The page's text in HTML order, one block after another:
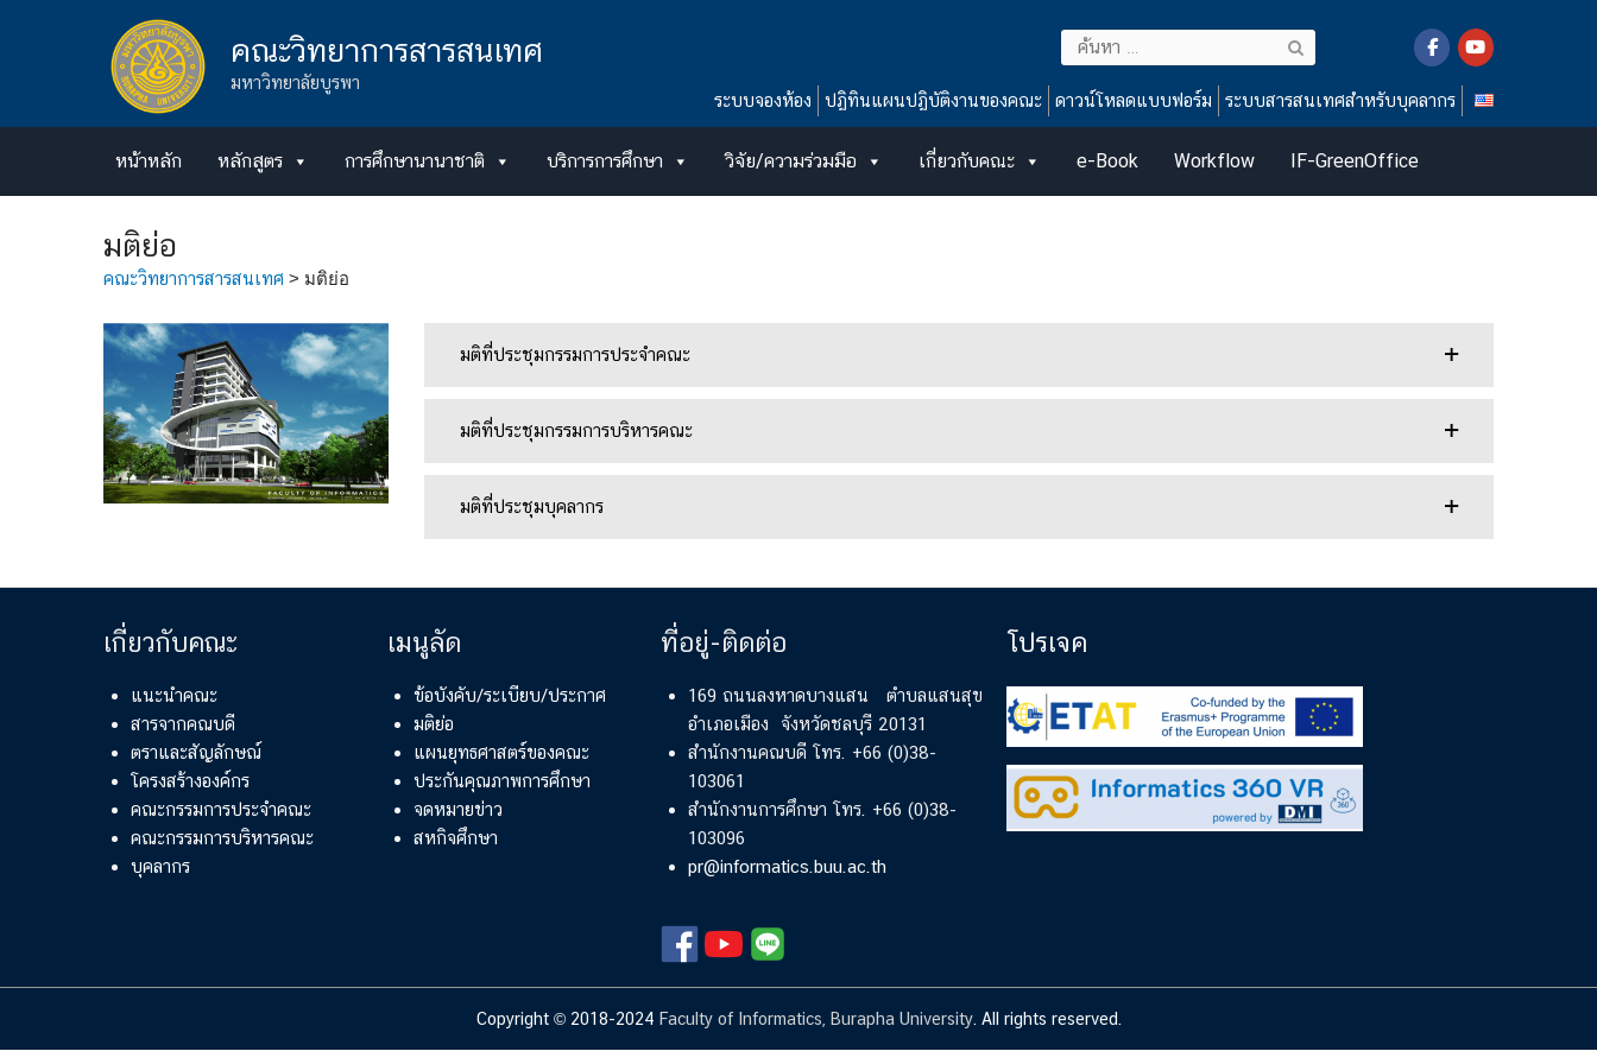
คณะวิทยาการสารสนเทศ
มหาวิทยาลัยบูรพา
ค้นหา
สำหรับ:
ระบบจองห้อง
ปฏิทินแผนปฏิบัติงานของคณะ ดาวน์โหลดแบบฟอร์ม ระบบสารสนเทศสำหรับบุคลากร
หน้าหลัก หลักสูตร การศึกษานานาชาติ บริการการศึกษา วิจัย/ความร่วมมือ เกี่ยวกับคณะ e-Book Workflow IF-GreenOffice
มติย่อ
คณะวิทยาการสารสนเทศ > มติย่อ
มติที่ประชุมกรรมการประจำคณะ
มติที่ประชุมกรรมการบริหารคณะ
มติที่ประชุมบุคลากร
เกี่ยวกับคณะ
แนะนำคณะ
สารจากคณบดี
ตราและสัญลักษณ์
โครงสร้างองค์กร
คณะกรรมการประจำคณะ
คณะกรรมการบริหารคณะ
บุคลากร
เมนูลัด
ข้อบังคับ/ระเบียบ/ประกาศ
มติย่อ
แผนยุทธศาสตร์ของคณะ
ประกันคุณภาพการศึกษา
จดหมายข่าว
สหกิจศึกษา
ที่อยู่-ติดต่อ
169 ถนนลงหาดบางแสน ตำบลแสนสุข
อำเภอเมือง จังหวัดชลบุรี 20131
สำนักงานคณบดี โทร. +66 (0)38-
103061
สำนักงานการศึกษา โทร. +66 (0)38-
103096
pr@informatics.buu.ac.th
โปรเจค
Copyright © 2018-2024 Faculty of Informatics, Burapha University. All rights reserved.